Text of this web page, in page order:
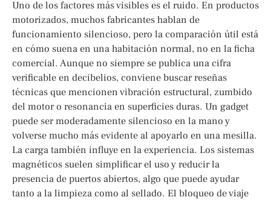
Uno de los factores más visibles es el ruido. En productos
motorizados, muchos fabricantes hablan de
funcionamiento silencioso, pero la comparación útil está
en cómo suena en una habitación normal, no en la ficha
comercial. Aunque no siempre se publica una cifra
verificable en decibelios, conviene buscar reseñas
técnicas que mencionen vibración estructural, zumbido
del motor o resonancia en superficies duras. Un gadget
puede ser moderadamente silencioso en la mano y
volverse mucho más evidente al apoyarlo en una mesilla.
La carga también influye en la experiencia. Los sistemas
magnéticos suelen simplificar el uso y reducir la
presencia de puertos abiertos, algo que puede ayudar
tanto a la limpieza como al sellado. El bloqueo de viaje